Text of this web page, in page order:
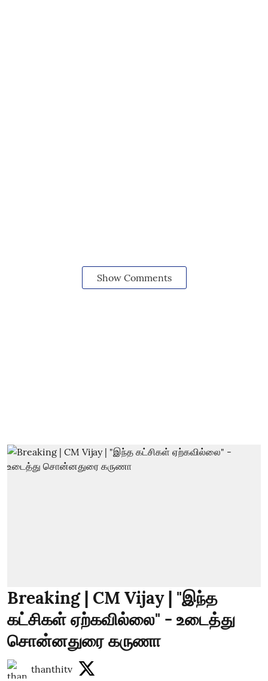
Show Comments
Breaking | CM Vijay | "இந்த
கட்சிகள் ஏற்கவில்லை" - உடைத்து
சொன்னதுரை கருணா
thanthitv